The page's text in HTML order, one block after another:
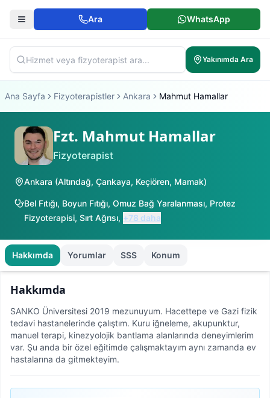
Ara WhatsApp
Yakınımda Ara
Ana Sayfa Fizyoterapistler Ankara Mahmut Hamallar
Fzt. Mahmut Hamallar
Fizyoterapist
Ankara (Altındağ, Çankaya, Keçiören, Mamak)
Bel Fıtığı, Boyun Fıtığı, Omuz Bağ Yaralanması, Protez
Fizyoterapisi, Sırt Ağrısı, +78 daha
Hakkımda Yorumlar SSS Konum
Hakkımda
SANKO Üniversitesi 2019 mezunuyum. Hacettepe ve Gazi fizik
tedavi hastanelerinde çalıştım. Kuru iğneleme, akupunktur,
manuel terapi, kinezyolojik bantlama alanlarında deneyimlerim
var. Şu anda bir özel eğitimde çalışmaktayım aynı zamanda ev
hastalarına da gitmekteyim.